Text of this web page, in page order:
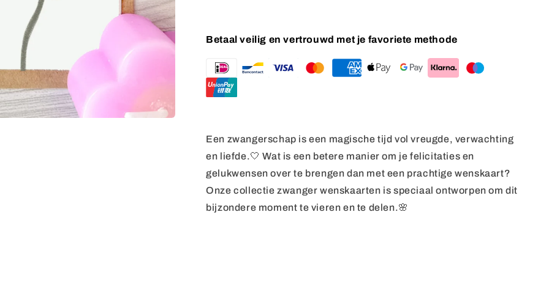
Betaal veilig en vertrouwd met je favoriete methode
Een zwangerschap is een magische tijd vol vreugde, verwachting
en liefde.🤍 Wat is een betere manier om je felicitaties en
gelukwensen over te brengen dan met een prachtige wenskaart?
Onze collectie zwanger wenskaarten is speciaal ontworpen om dit
bijzondere moment te vieren en te delen.🌸